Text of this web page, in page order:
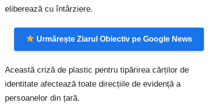
eliberează cu întârziere.
Urmărește Ziarul Obiectiv pe Google News
Această criză de plastic pentru tipărirea cărților de
identitate afectează toate direcțiile de evidență a
persoanelor din țară.